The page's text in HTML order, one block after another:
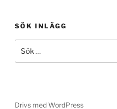
SÖK INLÄGG
efter:
Drivs med WordPress